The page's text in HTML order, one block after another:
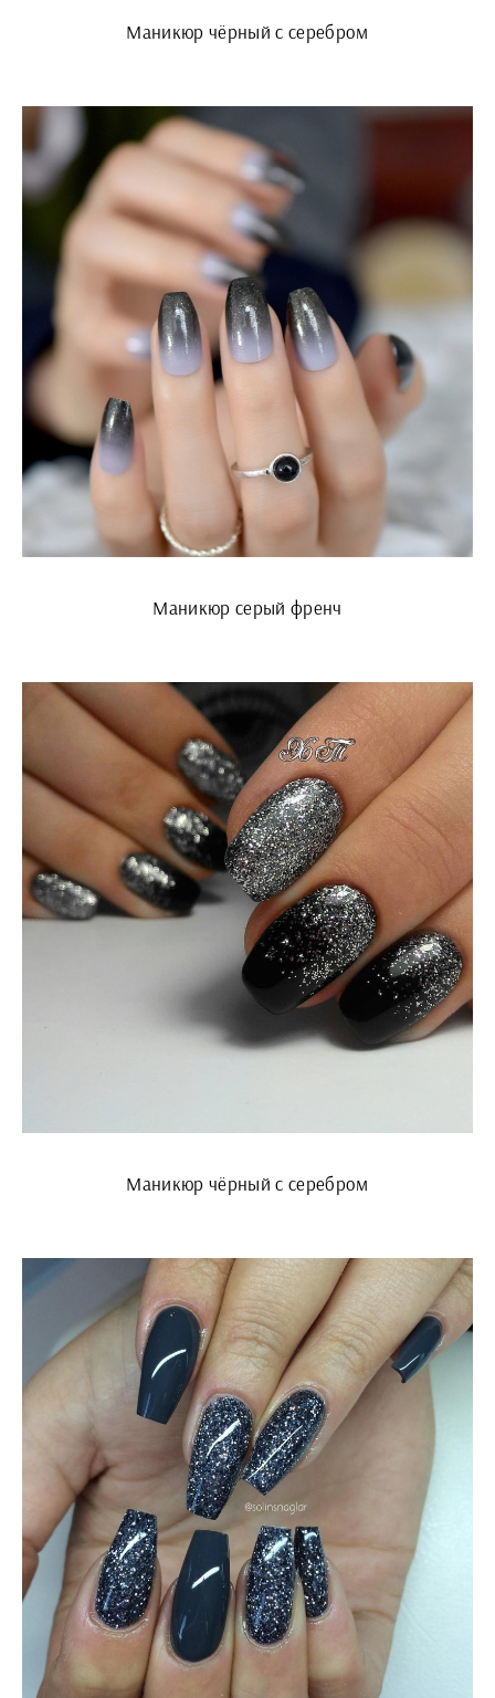
Маникюр чёрный с серебром
Маникюр серый френч
Маникюр чёрный с серебром